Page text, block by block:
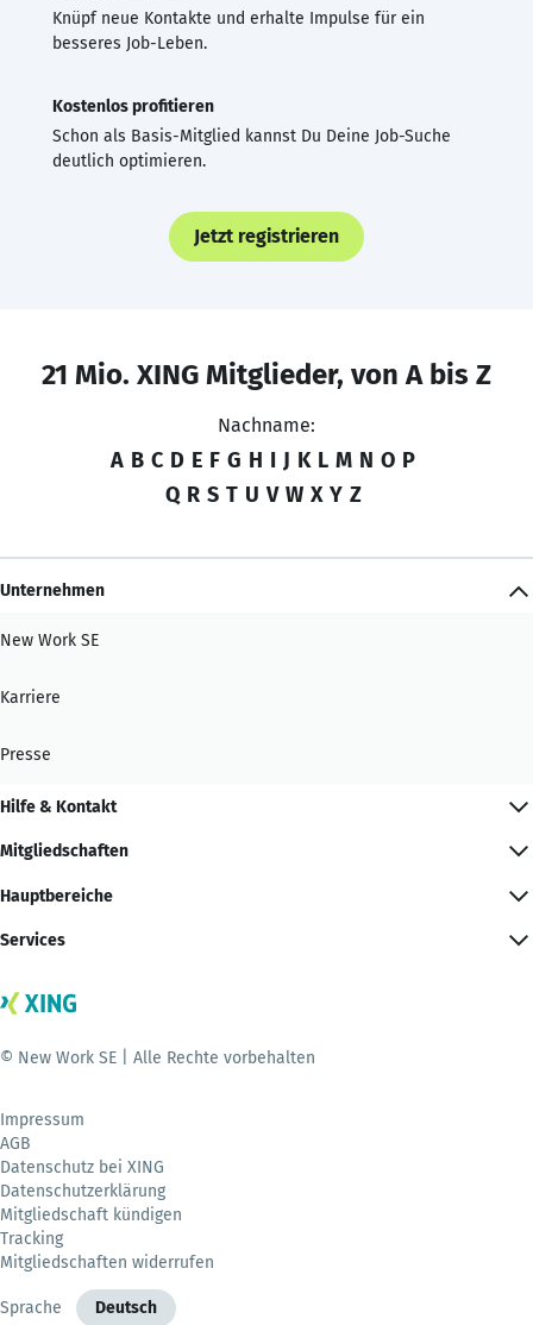
Knüpf neue Kontakte und erhalte Impulse für ein
besseres Job-Leben.
Kostenlos profitieren
Schon als Basis-Mitglied kannst Du Deine Job-Suche
deutlich optimieren.
Jetzt registrieren
21 Mio. XING Mitglieder, von A bis Z
Nachname:
A B C D E F G H I J K L M N O P
Q R S T U V W X Y Z
Unternehmen
New Work SE
Karriere
Presse
Hilfe & Kontakt
Mitgliedschaften
Hauptbereiche
Services
© New Work SE | Alle Rechte vorbehalten
Impressum
AGB
Datenschutz bei XING
Datenschutzerklärung
Mitgliedschaft kündigen
Tracking
Mitgliedschaften widerrufen
Sprache Deutsch